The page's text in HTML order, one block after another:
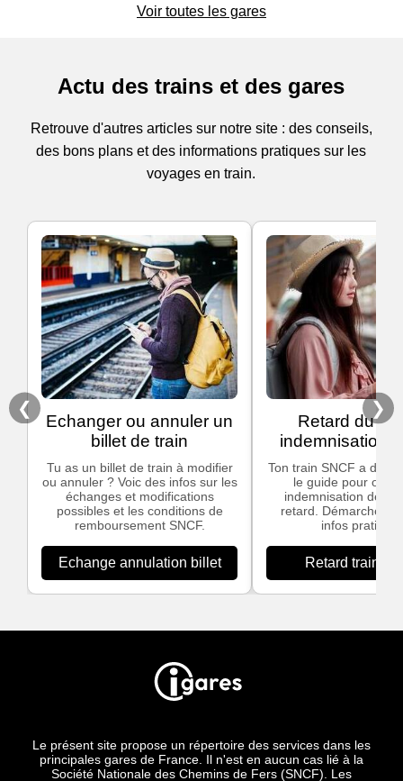
Voir toutes les gares
Actu des trains et des gares
Retrouve d'autres articles sur notre site : des conseils,
des bons plans et des informations pratiques sur les
voyages en train.
❮
Echanger ou annuler un
billet de train
Tu as un billet de train à modifier
ou annuler ? Voic des infos sur les
échanges et modifications
possibles et les conditions de
remboursement SNCF.
Echange annulation billet
Retard du
indemnisations
Ton train SNCF a du
le guide pour
indemnisation dès
retard. Démarches
infos
Retard train
❯
Le présent site propose un répertoire des services dans les
principales gares de France. Il n'est en aucun cas lié à la
Société Nationale des Chemins de Fers (SNCF). Les